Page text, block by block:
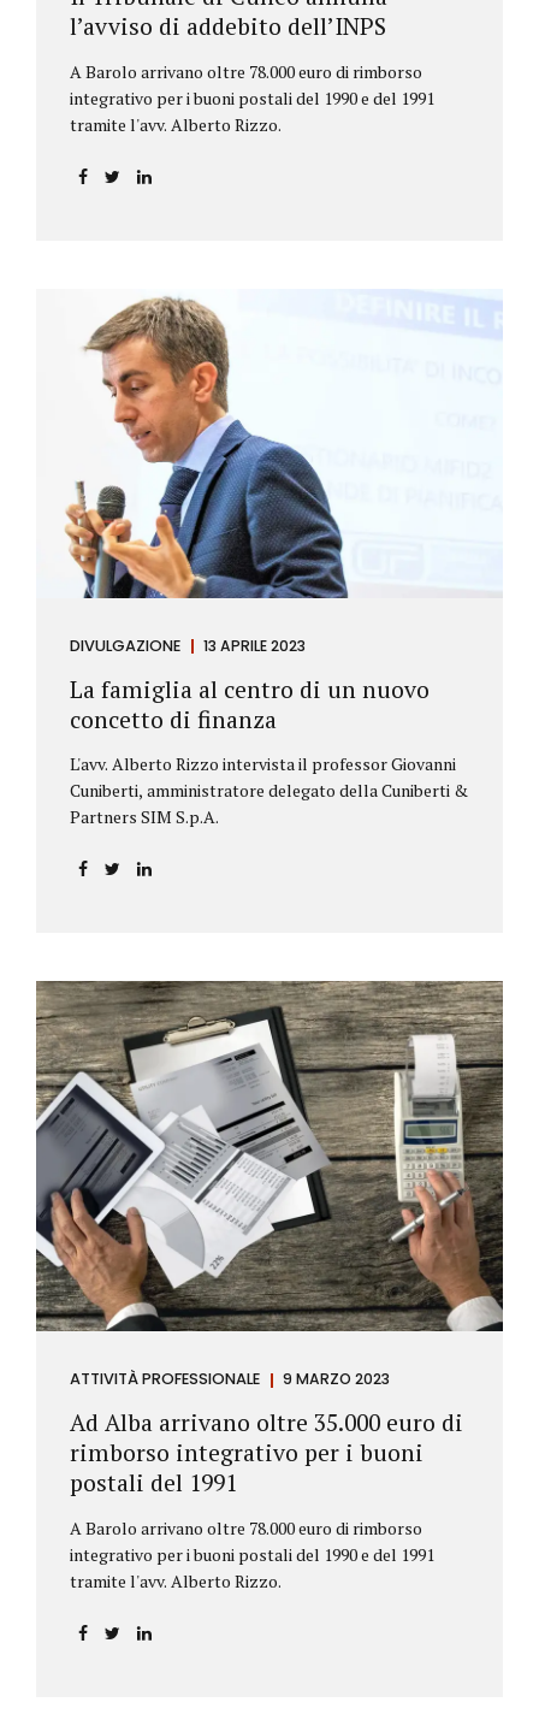
l’avviso di addebito dell’INPS
A Barolo arrivano oltre 78.000 euro di rimborso
integrativo per i buoni postali del 1990 e del 1991
tramite l'avv. Alberto Rizzo.
DIVULGAZIONE 13 APRILE 2023
La famiglia al centro di un nuovo
concetto di finanza
L'avv. Alberto Rizzo intervista il professor Giovanni
Cuniberti, amministratore delegato della Cuniberti &
Partners SIM S.p.A.
ATTIVITÀ PROFESSIONALE 9 MARZO 2023
Ad Alba arrivano oltre 35.000 euro di
rimborso integrativo per i buoni
postali del 1991
A Barolo arrivano oltre 78.000 euro di rimborso
integrativo per i buoni postali del 1990 e del 1991
tramite l'avv. Alberto Rizzo.